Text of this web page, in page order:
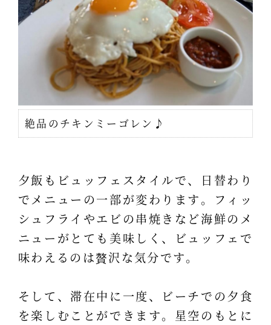
絶品のチキンミーゴレン♪
夕飯もビュッフェスタイルで、日替わり
でメニューの一部が変わります。フィッ
シュフライやエビの串焼きなど海鮮のメ
ニューがとても美味しく、ビュッフェで
味わえるのは贅沢な気分です。
そして、滞在中に一度、ビーチでの夕食
を楽しむことができます。星空のもとに